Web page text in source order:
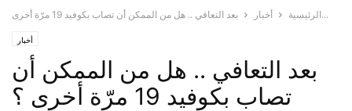
الرئيسية أخبار بعد التعافي .. هل من الممكن أن تصاب بكوفيد 19 مرّة أخرى...
أخبار
بعد التعافي .. هل من الممكن أن
تصاب بكوفيد 19 مرّة أخرى ؟